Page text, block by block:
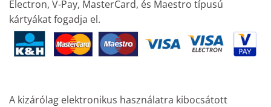
Electron, V-Pay, MasterCard, és Maestro típusú
kártyákat fogadja el.
A kizárólag elektronikus használatra kibocsátott